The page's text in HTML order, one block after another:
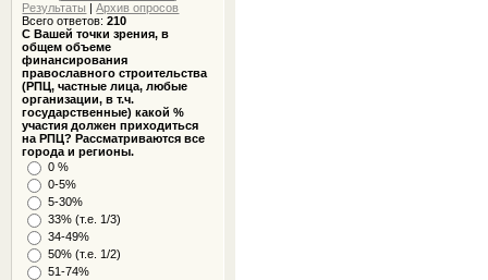
Результаты |Архив опросов
Всего ответов:210
С Вашей точки зрения, в
общем объеме
финансирования
православного строительства
(РПЦ, частные лица, любые
организации, в т.ч.
государственные) какой %
участия должен приходиться
на РПЦ? Рассматриваются все
города и регионы.
0 %
0-5%
5-30%
33% (т.е. 1/3)
34-49%
50% (т.е. 1/2)
51-74%